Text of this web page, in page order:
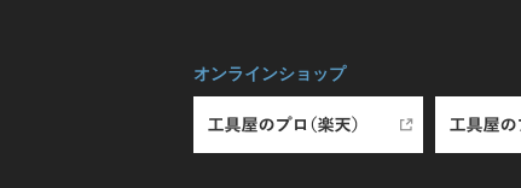
オンラインショップ